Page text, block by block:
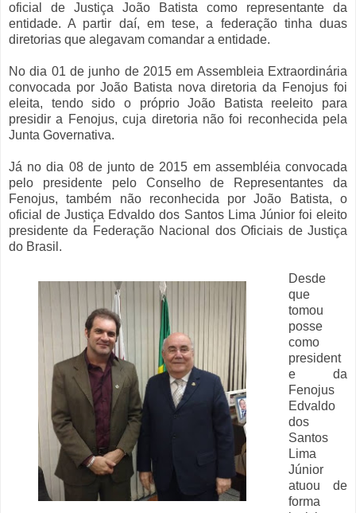
oficial de Justiça João Batista como representante da
entidade. A partir daí, em tese, a federação tinha duas
diretorias que alegavam comandar a entidade.
No dia 01 de junho de 2015 em Assembleia Extraordinária
convocada por João Batista nova diretoria da Fenojus foi
eleita, tendo sido o próprio João Batista reeleito para
presidir a Fenojus, cuja diretoria não foi reconhecida pela
Junta Governativa.
Já no dia 08 de junto de 2015 em assembléia convocada
pelo presidente pelo Conselho de Representantes da
Fenojus, também não reconhecida por João Batista, o
oficial de Justiça Edvaldo dos Santos Lima Júnior foi eleito
presidente da Federação Nacional dos Oficiais de Justiça
do Brasil.
Desde
que
tomou
posse
como
president
e da
Fenojus
Edvaldo
dos
Santos
Lima
Júnior
atuou de
forma